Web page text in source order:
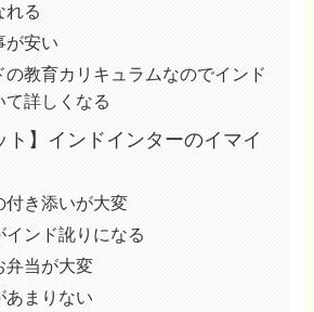
れる
が安い
の教育カリキュラムなのでインド
て詳しくなる
ト】インドインターのイマイ
付き添いが大変
インド訛りになる
弁当が大変
あまりない